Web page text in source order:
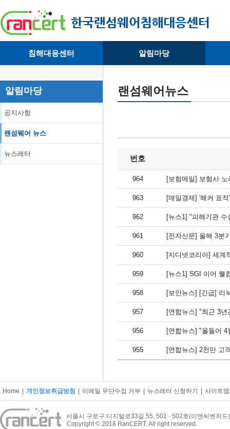
침해대응센터
· 침해피해신고
· 개인정보취급방침
알림마당
· 뉴스레터
알림마당
공지사항
랜섬웨어 뉴스
뉴스레터
랜섬웨어뉴스
번호
964 [보험메일] 보험사
963 [매일경제] '해커 표
962 [뉴스1] "피해기관
961 [전자신문] 올해 3분
960 [지디넷코리아] 세계
959 [뉴스1] SGI 이어 웰
958 [보안뉴스] [긴급] 리
957 [연합뉴스] "최근 3
956 [연합뉴스] "올들어
955 [연합뉴스] 2천만 고
Home 개인정보취급방침 이메일 무단수집 거부 뉴스레터 신청하기 사이트맵
서울시 구로구 디지털로33길 55, 501 · 502호(이앤씨벤처드
Copyright © 2018 RanCERT. All right reserved.